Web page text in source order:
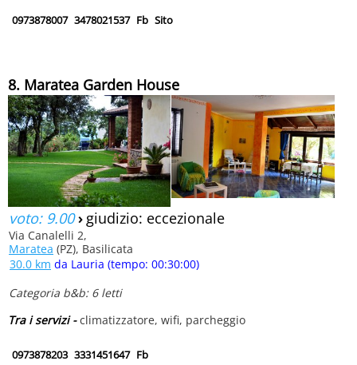
0973878007 3478021537 Fb Sito
8. Maratea Garden House
voto: 9.00› giudizio: eccezionale
Via Canalelli 2,
Maratea (PZ), Basilicata
30.0 km da Lauria (tempo: 00:30:00)
Categoria b&b: 6 letti
Tra i servizi -climatizzatore, wifi, parcheggio
0973878203 3331451647 Fb